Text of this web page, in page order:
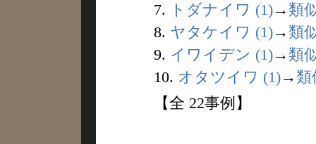
7.
トダナイワ (1)→ 類
8. ヤタケイワ (1)→ 類
9. イワイデン (1)→ 類
10. オタツイワ (1)→ 類
【全 22事例】